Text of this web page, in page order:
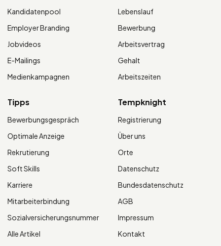
Kandidatenpool
Employer Branding
Jobvideos
E-Mailings
Medienkampagnen
Lebenslauf
Bewerbung
Arbeitsvertrag
Gehalt
Arbeitszeiten
Tipps
Bewerbungsgespräch
Optimale Anzeige
Rekrutierung
Soft Skills
Karriere
Mitarbeiterbindung
Sozialversicherungsnummer
Alle Artikel
Tempknight
Registrierung
Über uns
Orte
Datenschutz
Bundesdatenschutz
AGB
Impressum
Kontakt